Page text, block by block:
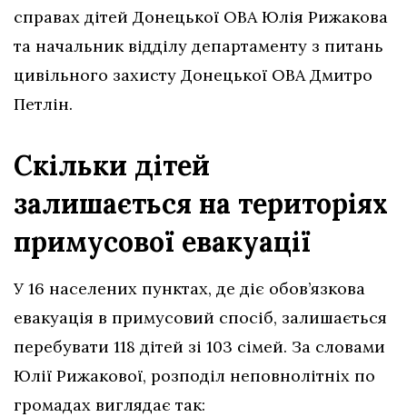
справах дітей Донецької ОВА Юлія Рижакова
та начальник відділу департаменту з питань
цивільного захисту Донецької ОВА Дмитро
Петлін.
Скільки дітей
залишається на територіях
примусової евакуації
У 16 населених пунктах, де діє обов’язкова
евакуація в примусовий спосіб, залишається
перебувати 118 дітей зі 103 сімей. За словами
Юлії Рижакової, розподіл неповнолітніх по
громадах виглядає так: